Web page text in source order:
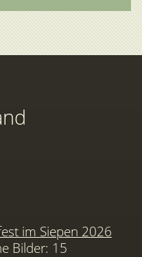
im Siepen 2026
Bilder: 15